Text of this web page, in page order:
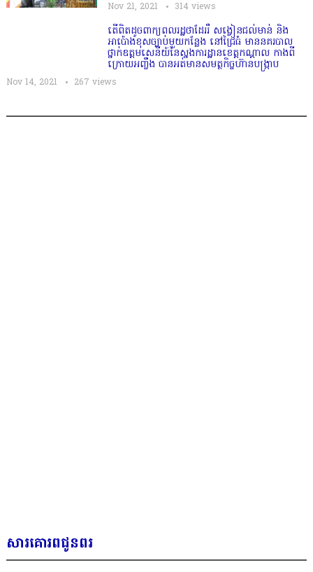
Nov 21, 2021 314 views
តើពិតដូចពាក្យពលរដ្ឋថាដែររឺ សង្វៀនជល់មាន់ និង
អាប៉ោងខុសច្បាប់មួយកន្លែង​ នៅជ្រៃធំ មាននគរបាល
ថ្នាក់ឧត្ដមសេនីយ៍នៃស្នងការដ្ឋានខេត្តកណ្ដាល កាងពី
ក្រោយអញ្ចឹង​ បានអត់មានសមត្ថកិច្ចហ៊ានបង្រ្កាប
Nov 14, 2021 267 views
សារគោរពជូនពរ